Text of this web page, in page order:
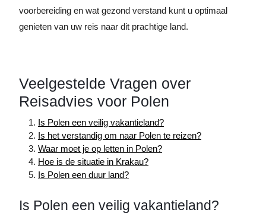
voorbereiding en wat gezond verstand kunt u optimaal
genieten van uw reis naar dit prachtige land.
Veelgestelde Vragen over
Reisadvies voor Polen
Is Polen een veilig vakantieland?
Is het verstandig om naar Polen te reizen?
Waar moet je op letten in Polen?
Hoe is de situatie in Krakau?
Is Polen een duur land?
Is Polen een veilig vakantieland?